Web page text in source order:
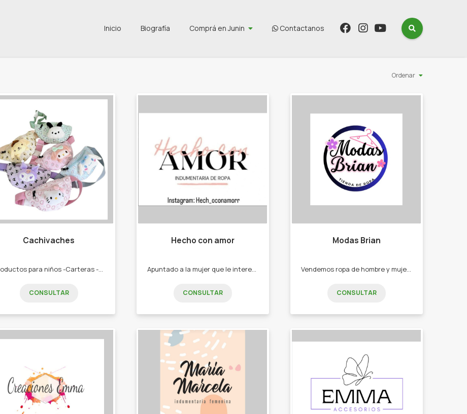
Inicio Biografía Comprá en Junin Contactanos
Ordenar
Cachivaches
Productos para niños -Carteras -Mochilas -Vasos térmicos -Termos -Toallones -Sandalias -Gomones -Loncheras -Vasos térmico -Toallones -Mochilas
CONSULTAR
Hecho con amor
Apuntado a la mujer que le interesa vestirse y sentirse linda. -Jeans. -Shorts. -Polleras. -Vestidos. -Remeras. - Top.
CONSULTAR
Modas Brian
Vendemos ropa de hombre y mujer. -Pantalón . -shorts . -calzas. -remeras. -tops.
CONSULTAR